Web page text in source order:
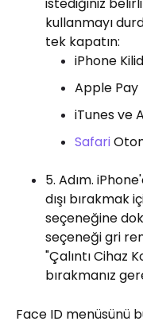
istediğiniz
kullanmayı
tek kapatın:
iPhone
Apple Pay
iTunes ve
Safari
5. Adım.
dışı bırakmak
seçeneğine
seçeneği gri
"Çalıntı Cihaz
bırakmanız
Face ID menüsünü